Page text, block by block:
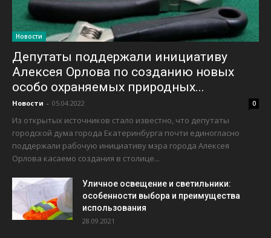
Новости
Депутаты поддержали инициативу
Алексея Орлова по созданию новых
особо охраняемых природных...
Новости - 05.04.2022 0
Из открытых источников стало известно, что депутаты
городской дума города Екатеринбурга почти единогласно
поддержали рабочую инициативу мэра города Алексея
Орлова касаемо создания в столице...
Уличное освещение и светильники:
особенности выбора и преимущества
использования
28.09.2021